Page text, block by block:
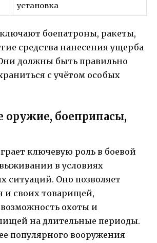
установка
боепатроны, ракеты,
средства нанесения ущерба
должны быть правильно
с учётом особых
оружие, боеприпасы,
ключевую роль в боевой
в условиях
ситуаций. Оно позволяет
и своих товарищей,
охоты и
на длительные периоды.
популярного вооружения